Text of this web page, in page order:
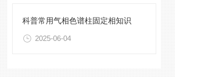
科普常用气相色谱柱固定相知识
2025-06-04